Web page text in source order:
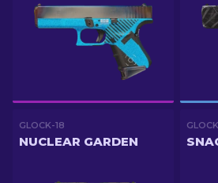
GLOCK-18
NUCLEAR GARDEN